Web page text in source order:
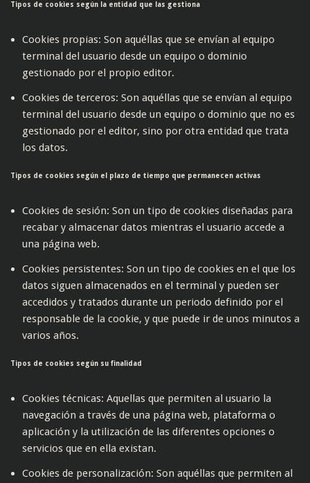
Tipos de cookies según la entidad que las gestiona
Cookies propias: Son aquéllas que se envían al equipo
terminal del usuario desde un equipo o dominio
gestionado por el propio editor.
Cookies de terceros: Son aquéllas que se envían al equipo
terminal del usuario desde un equipo o dominio que no es
gestionado por el editor, sino por otra entidad que trata
los datos.
Tipos de cookies según el plazo de tiempo que permanecen activas
Cookies de sesión: Son un tipo de cookies diseñadas para
recabar y almacenar datos mientras el usuario accede a
una página web.
Cookies persistentes: Son un tipo de cookies en el que los
datos siguen almacenados en el terminal y pueden ser
accedidos y tratados durante un periodo definido por el
responsable de la cookie, y que puede ir de unos minutos a
varios años.
Tipos de cookies según su finalidad
Cookies técnicas: Aquellas que permiten al usuario la
navegación a través de una página web, plataforma o
aplicación y la utilización de las diferentes opciones o
servicios que en ella existan.
Cookies de personalización: Son aquéllas que permiten al